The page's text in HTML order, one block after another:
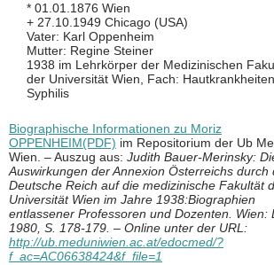
* 01.01.1876 Wien
+ 27.10.1949 Chicago (USA)
Vater: Karl Oppenheim
Mutter: Regine Steiner
1938 im Lehrkörper der Medizinischen
der Universität Wien, Fach:
Syphilis
Biographische Informationen zu Moriz
OPPENHEIM(PDF) im Repositorium der Ub
Wien. – Auszug aus: Judith Bauer-Merinsky:
Auswirkungen der Annexion Österreichs durch
Deutsche Reich auf die medizinische Fakultät
Universität Wien im Jahre 1938:Biographien
entlassener Professoren und Dozenten. Wien:
1980, S. 178-179. – Online unter der URL:
http://ub.meduniwien.ac.at/edocmed/?
f_ac=AC06638424&f_file=1